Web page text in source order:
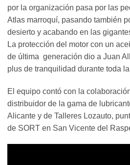
por la organización pasa por las
Atlas marroquí, pasando también
desierto y acabando en las
La protección del motor con un
de última generación dio a Juan
plus de tranquilidad durante toda
El equipo contó con la
distribuidor de la gama de
Alicante y de Talleres Lozauto,
de SORT en San Vicente del